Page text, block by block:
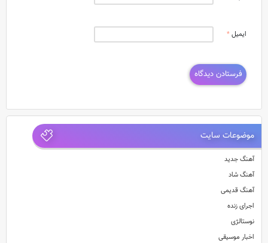
ایمیل*
موضوعات سایت
آهنگ جدید
آهنگ شاد
آهنگ قدیمی
اجرای زنده
نوستالژی
اخبار موسیقی